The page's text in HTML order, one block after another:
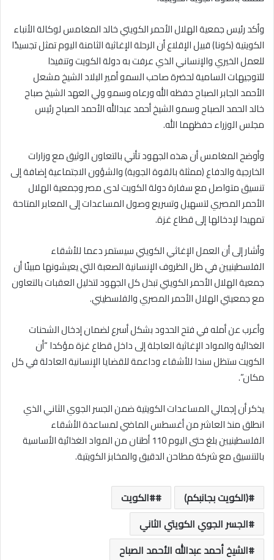
وأكد رئيس جمعية الهلال الأحمر الكويتي خالد المغامس لوكالة الأنباء
الكويتية (كونا) قبيل الإقلاع أن الرحلة الإغاثية الثامنة اليوم تمثل تجسيدًا
للعمل الخيري والإنساني الذي عرفت به دولة الكويت وتنفيذا
للتوجيهات السامية لحضرة صاحب السمو أمير البلاد الشيخ مشعل
الأحمد الجابر الصباح حفظه الله ورعاه وسمو ولي العهد الشيخ صباح
خالد الحمد الصباح وسمو الشيخ أحمد عبدالله الأحمد الصباح رئيس
مجلس الوزراء حفظهما الله.
وأوضح المغامس أن هذه الجهود تأتي بالتعاون الوثيق مع وزارات
الخارجية والدفاع (ممثلة بالقوة الجوية) والشؤون الاجتماعية إضافة إلى
تنسيق متواصل مع سفارة دولة الكويت لدى مصر وجمعية الهلال
الأحمر المصري لتسهيل وتسريع وصول المساعدات إلى المعابر المتاحة
تمهيدا لإدخالها إلى قطاع غزة.
وأشار إلى أن العمل الإغاثي الكويتي سيستمر دعما للأشقاء
الفلسطينيين في ظل الظروف الإنسانية الصعبة التي يعيشونها مبينًا أن
جمعية الهلال الأحمر الكويتي تبذل كل الجهود لتذليل العقبات بالتعاون
مع جمعيتي الهلال الأحمر المصري والفلسطيني.
وأعرب عن أمله في فتح الحدود بشكل أسرع لضمان إدخال الشحنات
الغذائية والمواد الإغاثية العاجلة إلى داخل قطاع غزة مؤكدا “أن
الكويت ستظل سندا للأشقاء وداعمة للقضايا الإنسانية العادلة في كل
مكان”.
يذكر أن إجمالي المساعدات الكويتية ضمن الجسر الجوي الثاني الذي
انطلق منذ العاشر من أغسطس الماضي لمساعدة الأشقاء
الفلسطينيين بلغ حتى اليوم 110 أطنان من المواد الغذائية الأساسية
بالتنسيق مع شركة مطاحن الدقيق والمخابز الكويتية.
(الكويت بجانبكم)
#الكويت
الجسر الجوي الكويتي الثاني
الشيخ أحمد عبدالله الأحمد الصباح